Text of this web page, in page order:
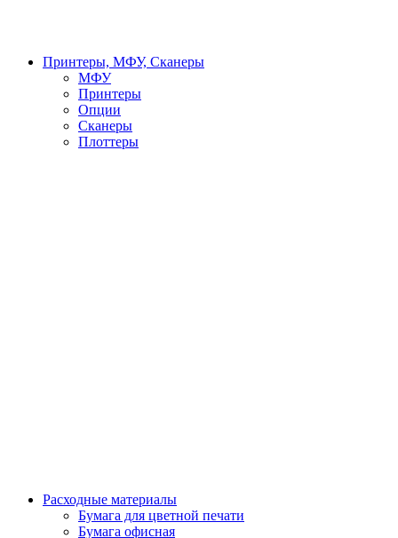
Принтеры, МФУ, Сканеры
МФУ
Принтеры
Опции
Сканеры
Плоттеры
Расходные материалы
Бумага для цветной печати
Бумага офисная